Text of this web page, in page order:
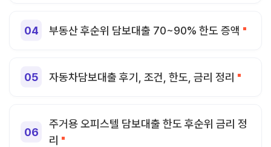
부동산 후순위 담보대출 70~90% 한도 증액
자동차담보대출 후기, 조건, 한도, 금리 정리
주거용 오피스텔 담보대출 한도 후순위 금리 정
리